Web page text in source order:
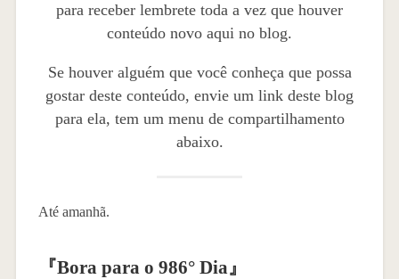
para receber lembrete toda a vez que houver
conteúdo novo aqui no blog.
Se houver alguém que você conheça que possa
gostar deste conteúdo, envie um link deste blog
para ela, tem um menu de compartilhamento
abaixo.
Até amanhã.
『Bora para o 986° Dia』